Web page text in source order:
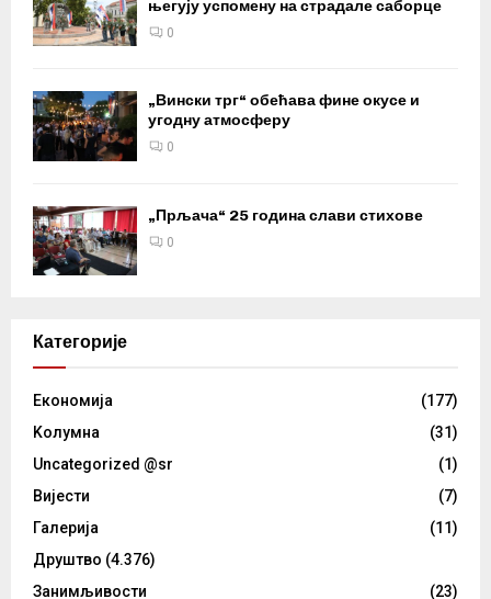
његују успомену на страдале саборце
0
„Вински трг“ обећава фине окусе и
угодну атмосферу
0
„Прљача“ 25 година слави стихове
0
Категорије
Eкономија
(177)
Kолумнa
(31)
Uncategorized @sr
(1)
Вијести
(7)
Галерија
(11)
Друштво (4.376)
Занимљивости
(23)